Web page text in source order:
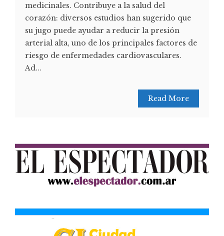
medicinales. Contribuye a la salud del
corazón: diversos estudios han sugerido que
su jugo puede ayudar a reducir la presión
arterial alta, uno de los principales factores de
riesgo de enfermedades cardiovasculares.
Ad...
Read More